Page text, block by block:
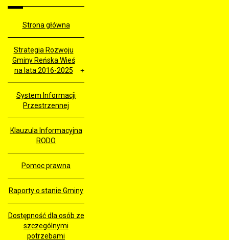
Strona główna
Strategia Rozwoju
Gminy Reńska Wieś
na lata 2016-2025
System Informacji
Przestrzennej
Klauzula Informacyjna
RODO
Pomoc prawna
Raporty o stanie Gminy
Dostępność dla osób ze
szczególnymi
potrzebami